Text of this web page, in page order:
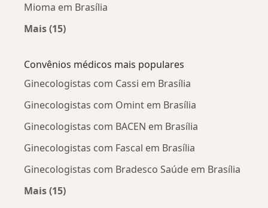
Mioma em Brasília
Mais (15)
Convênios médicos mais populares
Ginecologistas com Cassi em Brasília
Ginecologistas com Omint em Brasília
Ginecologistas com BACEN em Brasília
Ginecologistas com Fascal em Brasília
Ginecologistas com Bradesco Saúde em Brasília
Mais (15)